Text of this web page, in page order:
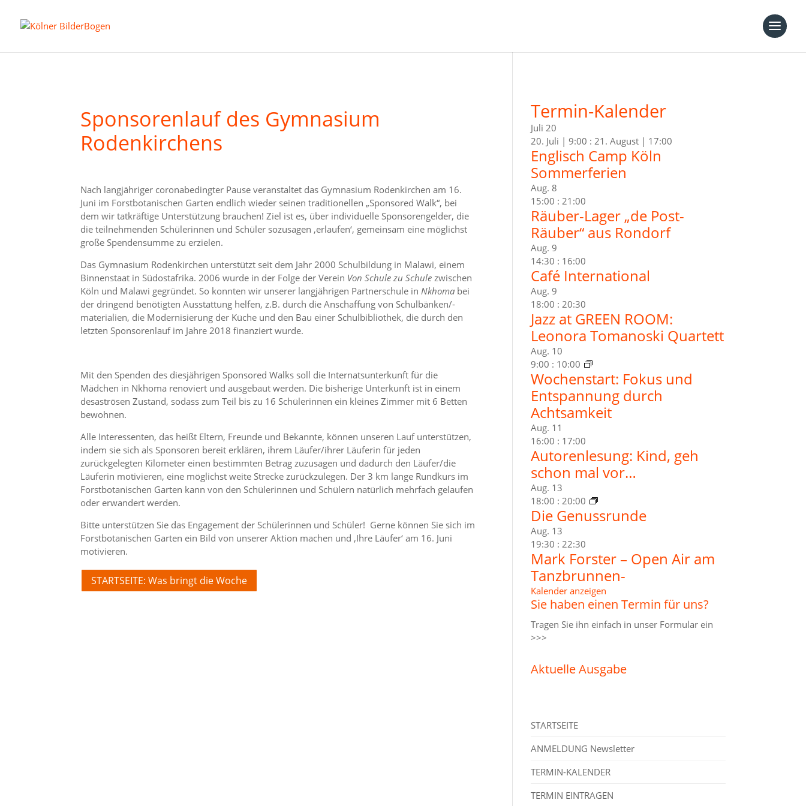
Sponsorenlauf des Gymnasium
Rodenkirchens
Nach langjähriger coronabedingter Pause veranstaltet das Gymnasium Rodenkirchen am 16.
Juni im Forstbotanischen Garten endlich wieder seinen traditionellen „Sponsored Walk“, bei
dem wir tatkräftige Unterstützung brauchen! Ziel ist es, über individuelle Sponsorengelder, die
die teilnehmenden Schülerinnen und Schüler sozusagen ‚erlaufen‘, gemeinsam eine möglichst
große Spendensumme zu erzielen.
Das Gymnasium Rodenkirchen unterstützt seit dem Jahr 2000 Schulbildung in Malawi, einem
Binnenstaat in Südostafrika. 2006 wurde in der Folge der Verein Von Schule zu Schule zwischen
Köln und Malawi gegründet. So konnten wir unserer langjährigen Partnerschule in Nkhoma bei
der dringend benötigten Ausstattung helfen, z.B. durch die Anschaffung von Schulbänken/-
materialien, die Modernisierung der Küche und den Bau einer Schulbibliothek, die durch den
letzten Sponsorenlauf im Jahre 2018 finanziert wurde.
Mit den Spenden des diesjährigen Sponsored Walks soll die Internatsunterkunft für die
Mädchen in Nkhoma renoviert und ausgebaut werden. Die bisherige Unterkunft ist in einem
desaströsen Zustand, sodass zum Teil bis zu 16 Schülerinnen ein kleines Zimmer mit 6 Betten
bewohnen.
Alle Interessenten, das heißt Eltern, Freunde und Bekannte, können unseren Lauf unterstützen,
indem sie sich als Sponsoren bereit erklären, ihrem Läufer/ihrer Läuferin für jeden
zurückgelegten Kilometer einen bestimmten Betrag zuzusagen und dadurch den Läufer/die
Läuferin motivieren, eine möglichst weite Strecke zurückzulegen. Der 3 km lange Rundkurs im
Forstbotanischen Garten kann von den Schülerinnen und Schülern natürlich mehrfach gelaufen
oder erwandert werden.
Bitte unterstützen Sie das Engagement der Schülerinnen und Schüler! Gerne können Sie sich im
Forstbotanischen Garten ein Bild von unserer Aktion machen und ‚Ihre Läufer‘ am 16. Juni
motivieren.
STARTSEITE: Was bringt die Woche
Termin-Kalender
Juli 20
20. Juli | 9:00 : 21. August | 17:00
Englisch Camp Köln
Sommerferien
Aug. 8
15:00 : 21:00
Räuber-Lager „de Post-
Räuber“ aus Rondorf
Aug. 9
14:30 : 16:00
Café International
Aug. 9
18:00 : 20:30
Jazz at GREEN ROOM:
Leonora Tomanoski Quartett
Aug. 10
9:00 : 10:00
Wochenstart: Fokus und
Entspannung durch
Achtsamkeit
Aug. 11
16:00 : 17:00
Autorenlesung: Kind, geh
schon mal vor…
Aug. 13
18:00 : 20:00
Die Genussrunde
Aug. 13
19:30 : 22:30
Mark Forster – Open Air am
Tanzbrunnen-
Kalender anzeigen
Sie haben einen Termin für uns?
Tragen Sie ihn einfach in unser Formular ein
>>>
Aktuelle Ausgabe
STARTSEITE
ANMELDUNG Newsletter
TERMIN-KALENDER
TERMIN EINTRAGEN